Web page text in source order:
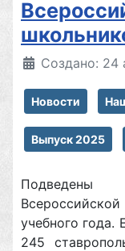
Создано: 24
Новости
Выпуск 2025
Подведены
учебного года.
245